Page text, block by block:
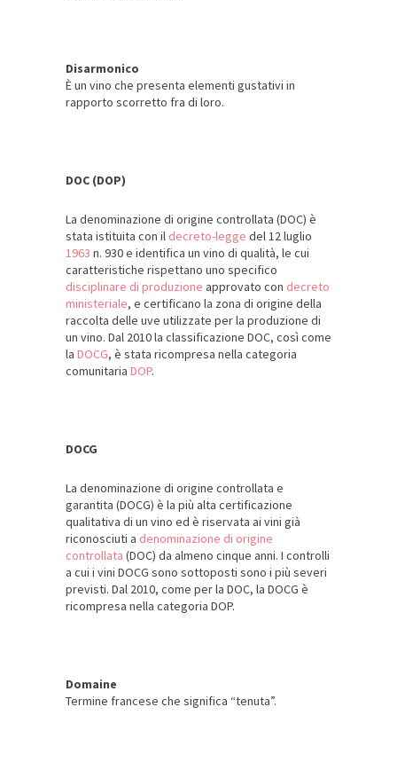
Disarmonico
È un vino che presenta elementi gustativi in
rapporto scorretto fra di loro.
DOC (DOP)
La denominazione di origine controllata (DOC) è
stata istituita con il decreto-legge del 12 luglio
1963 n. 930 e identifica un vino di qualità, le cui
caratteristiche rispettano uno specifico
disciplinare di produzione approvato con decreto
ministeriale, e certificano la zona di origine della
raccolta delle uve utilizzate per la produzione di
un vino. Dal 2010 la classificazione DOC, così come
la DOCG, è stata ricompresa nella categoria
comunitaria DOP.
DOCG
La denominazione di origine controllata e
garantita (DOCG) è la più alta certificazione
qualitativa di un vino ed è riservata ai vini già
riconosciuti a denominazione di origine
controllata (DOC) da almeno cinque anni. I controlli
a cui i vini DOCG sono sottoposti sono i più severi
previsti. Dal 2010, come per la DOC, la DOCG è
ricompresa nella categoria DOP.
Domaine
Termine francese che significa “tenuta”.